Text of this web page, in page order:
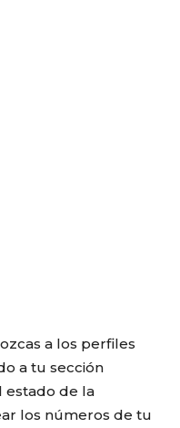
a los perfiles
a tu sección
estado de la
los números de tu